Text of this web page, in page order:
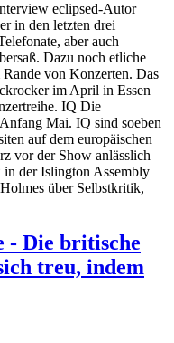
eclipsed-Autor
in den letzten drei
aber auch
Dazu noch etliche
von Konzerten. Das
im April in Essen
IQ Die
Mai. IQ sind soeben
auf dem europäischen
vor der Show anlässlich
in der Islington Assembly
über Selbstkritik,
- Die britische
treu, indem